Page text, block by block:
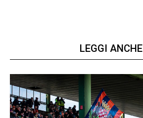
LEGGI ANCHE